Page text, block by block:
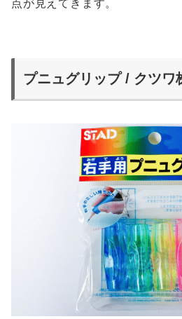
点が見えてきます。
プニュグリップ / クツワ